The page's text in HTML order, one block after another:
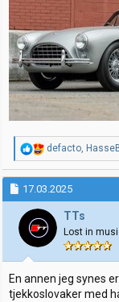
R
e
a
k
s
j
o
n
r
:
defacto,
17.03.2025
TTs
Lost in
En annen jeg synes
tjekkoslovaker med